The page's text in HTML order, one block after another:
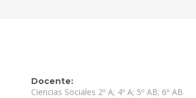
Docente:
Ciencias Sociales 2º A; 4º A; 5º AB; 6º AB